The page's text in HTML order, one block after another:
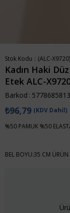
Stok Kodu (ALC-X9720)
Kadın Haki
Etek ALC-
Barkod :
₺96,79 (KDV Dahil)
%50 PAMUK %50
BEL BOYU:35 CM